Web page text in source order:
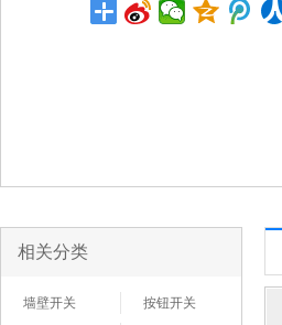
相关分类
墙壁开关
按钮开关